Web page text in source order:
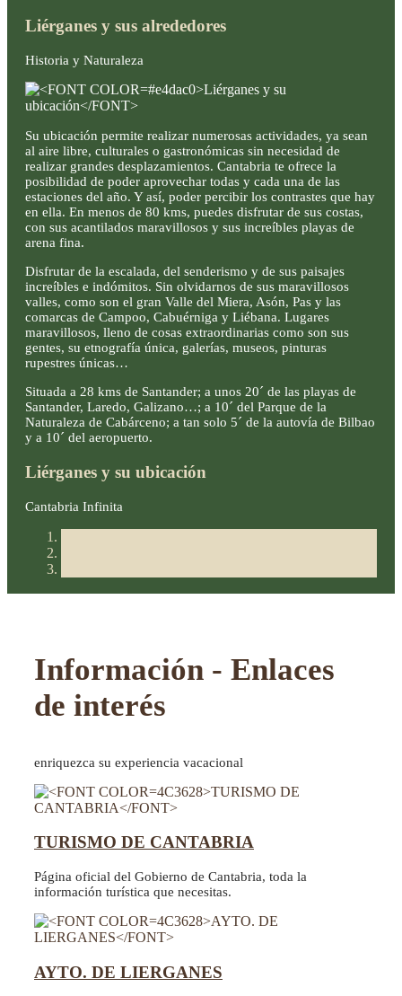
Liérganes y sus alrededores
Historia y Naturaleza
Su ubicación permite realizar numerosas actividades, ya sean
al aire libre, culturales o gastronómicas sin necesidad de
realizar grandes desplazamientos. Cantabria te ofrece la
posibilidad de poder aprovechar todas y cada una de las
estaciones del año. Y así, poder percibir los contrastes que hay
en ella. En menos de 80 kms, puedes disfrutar de sus costas,
con sus acantilados maravillosos y sus increíbles playas de
arena fina.
Disfrutar de la escalada, del senderismo y de sus paisajes
increíbles e indómitos. Sin olvidarnos de sus maravillosos
valles, como son el gran Valle del Miera, Asón, Pas y las
comarcas de Campoo, Cabuérniga y Liébana. Lugares
maravillosos, lleno de cosas extraordinarias como son sus
gentes, su etnografía única, galerías, museos, pinturas
rupestres únicas…
Situada a 28 kms de Santander; a unos 20´ de las playas de
Santander, Laredo, Galizano…; a 10´ del Parque de la
Naturaleza de Cabárceno; a tan solo 5´ de la autovía de Bilbao
y a 10´ del aeropuerto.
Liérganes y su ubicación
Cantabria Infinita
Información - Enlaces
de interés
enriquezca su experiencia vacacional
TURISMO DE CANTABRIA
Página oficial del Gobierno de Cantabria, toda la
información turística que necesitas.
AYTO. DE LIERGANES